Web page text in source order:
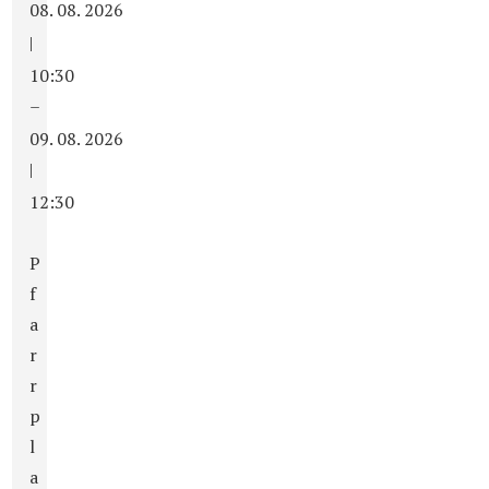
08. 08. 2026
|
10:30
–
09. 08. 2026
|
12:30
P
f
a
r
r
p
l
a